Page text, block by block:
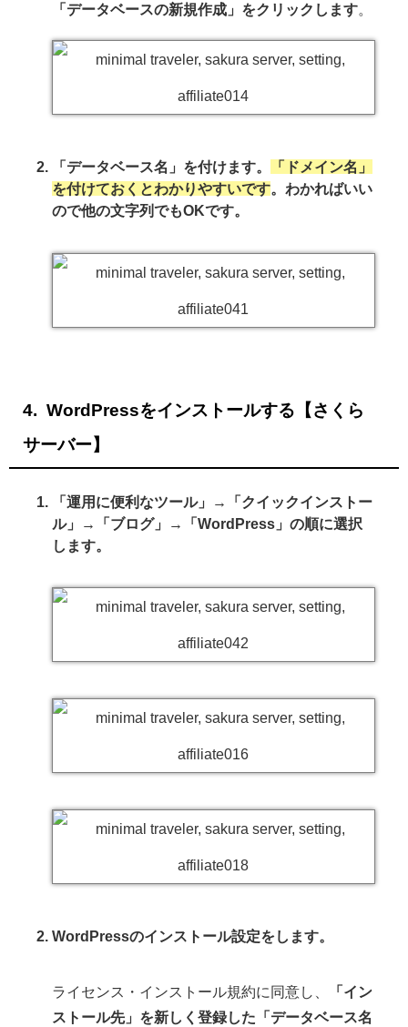
「データベースの新規作成」をクリックします。
「データベース名」を付けます。
「ドメイン名」
を付けておくとわかりやすいです。わかればいい
ので他の文字列でもOKです。
WordPressをインストールする【さくら
サーバー】
「運用に便利なツール」→「クイックインストー
ル」→「ブログ」→「WordPress」の順に選択
します。
WordPressのインストール設定をします。
ライセンス・インストール規約に同意し、
「イン
ストール先」を新しく登録した「データベース名